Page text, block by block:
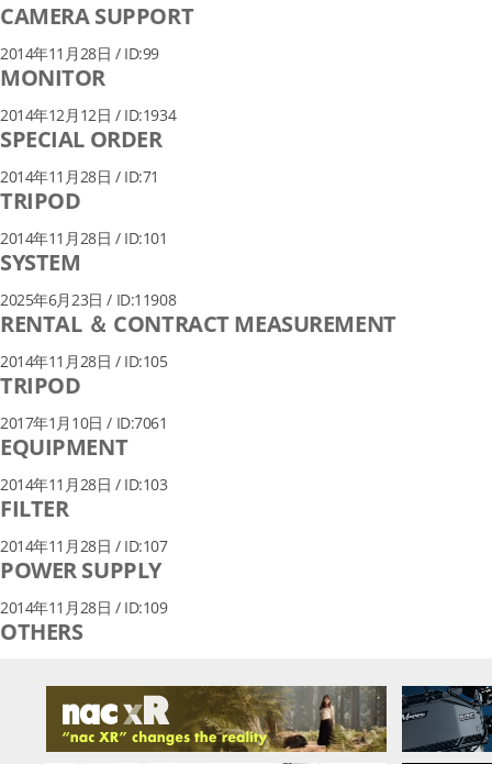
CAMERA SUPPORT
2014年11月28日 / ID:99
MONITOR
2014年12月12日 / ID:1934
SPECIAL ORDER
2014年11月28日 / ID:71
TRIPOD
2014年11月28日 / ID:101
SYSTEM
2025年6月23日 / ID:11908
RENTAL ＆ CONTRACT MEASUREMENT
2014年11月28日 / ID:105
TRIPOD
2017年1月10日 / ID:7061
EQUIPMENT
2014年11月28日 / ID:103
FILTER
2014年11月28日 / ID:107
POWER SUPPLY
2014年11月28日 / ID:109
OTHERS